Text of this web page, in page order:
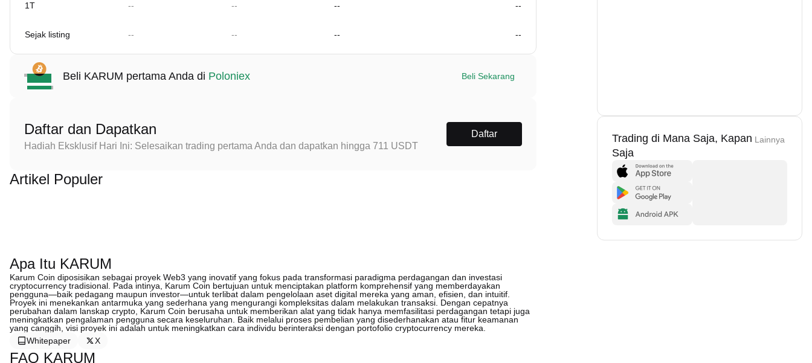
1T -- -- -- --
Sejak listing -- -- -- --
Beli KARUM pertama Anda di Poloniex Beli Sekarang
Daftar dan Dapatkan
Hadiah Eksklusif Hari Ini: Selesaikan trading pertama Anda dan dapatkan hingga 711 USDT
Daftar
Artikel Populer
Apa Itu KARUM
Karum Coin diposisikan sebagai proyek Web3 yang inovatif yang fokus pada transformasi paradigma perdagangan dan investasi
cryptocurrency tradisional. Pada intinya, Karum Coin bertujuan untuk menciptakan platform komprehensif yang memberdayakan
pengguna—baik pedagang maupun investor—untuk terlibat dalam pengelolaan aset digital mereka yang aman, efisien, dan intuitif.
Proyek ini menekankan antarmuka yang sederhana yang mengurangi kompleksitas dalam melakukan transaksi. Dengan cepatnya
perubahan dalam lanskap crypto, Karum Coin berusaha untuk memberikan alat yang tidak hanya memfasilitasi perdagangan tetapi juga
meningkatkan pengalaman pengguna secara keseluruhan. Baik melalui proses pembelian yang disederhanakan atau fitur keamanan
yang canggih, visi proyek ini adalah untuk meningkatkan cara individu berinteraksi dengan portofolio cryptocurrency mereka.
Whitepaper
X
FAQ KARUM
Trading di Mana Saja, Kapan
Saja
Lainnya